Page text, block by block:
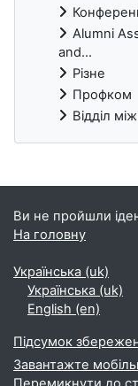
Alumni
and...
Різне
Профком
Відділ
Блоки
Ви не пройшли
На головну
Українська ‎(uk)‎
Українська ‎(uk)‎
English ‎(en)‎
Підсумок
Завантажте